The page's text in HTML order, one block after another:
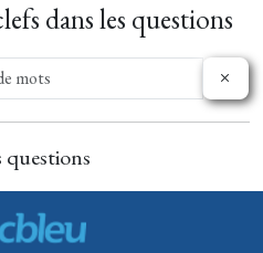
dans les questions
questions